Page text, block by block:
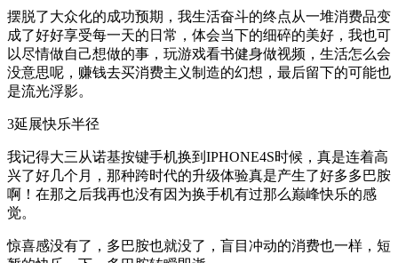
摆脱了大众化的成功预期，我生活奋斗的终点从一堆消费品变
成了好好享受每一天的日常，体会当下的细碎的美好，我也可
以尽情做自己想做的事，玩游戏看书健身做视频，生活怎么会
没意思呢，赚钱去买消费主义制造的幻想，最后留下的可能也
是流光浮影。
3延展快乐半径
我记得大三从诺基按键手机换到IPHONE4S时候，真是连着高
兴了好几个月，那种跨时代的升级体验真是产生了好多多巴胺
啊！在那之后我再也没有因为换手机有过那么巅峰快乐的感
觉。
惊喜感没有了，多巴胺也就没了，盲目冲动的消费也一样，短